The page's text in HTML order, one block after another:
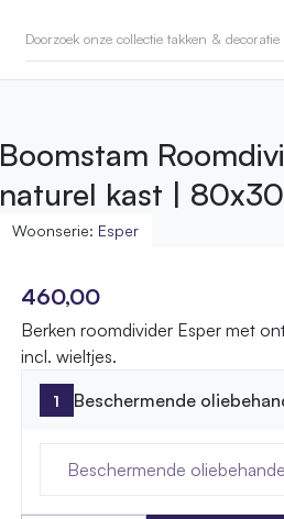
Boomstam
naturel kast |
Woonserie: Esper
460,00
Berken roomdivider Esper met
incl. wieltjes.
Beschermende
Beschermende